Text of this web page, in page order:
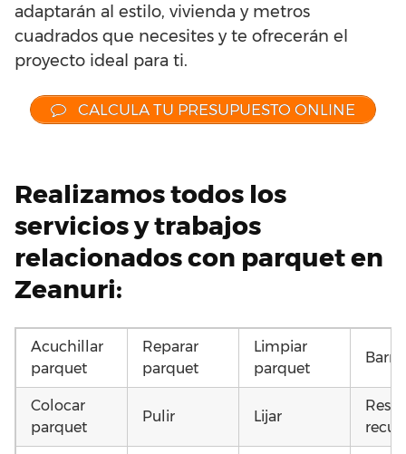
adaptarán al estilo, vivienda y metros
cuadrados que necesites y te ofrecerán el
proyecto ideal para ti.
CALCULA TU PRESUPUESTO ONLINE
Realizamos todos los
servicios y trabajos
relacionados con parquet en
Zeanuri:
Acuchillar
parquet
Reparar
parquet
Limpiar
parquet
Colocar
parquet
Pulir Lijar